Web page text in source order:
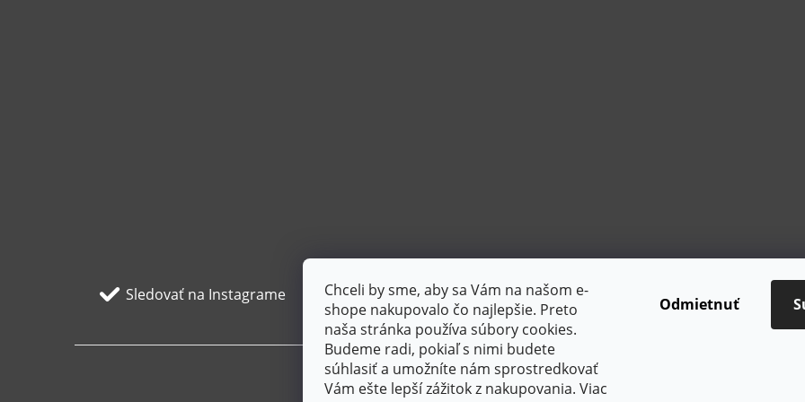
Chceli by sme, aby sa Vám na našom e-
shope nakupovalo čo najlepšie. Preto
naša stránka používa súbory cookies.
Budeme radi, pokiaľ s nimi budete
súhlasiť a umožníte nám sprostredkovať
Vám ešte lepší zážitok z nakupovania. Viac
Odmietnuť
Sledovať na Instagrame